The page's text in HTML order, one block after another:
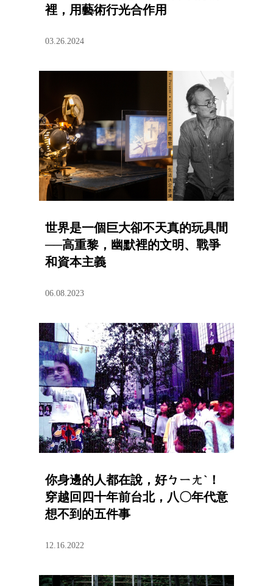
裡，用藝術行光合作用
03.26.2024
世界是一個巨大卻不天真的玩具間
──高重黎，幽默裡的文明、戰爭
和資本主義
06.08.2023
你身邊的人都在說，好ㄅㄧㄤˋ！
穿越回四十年前台北，八〇年代意
想不到的五件事
12.16.2022